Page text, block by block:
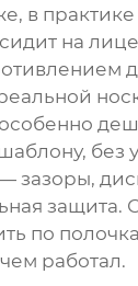
в
на
без
зазоры,
защита.
по
работал.